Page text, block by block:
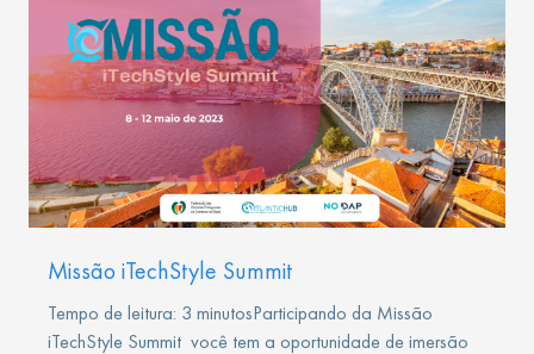
Missão iTechStyle Summit
Tempo de leitura: 3 minutosParticipando da Missão
iTechStyle Summit você tem a oportunidade de imersão